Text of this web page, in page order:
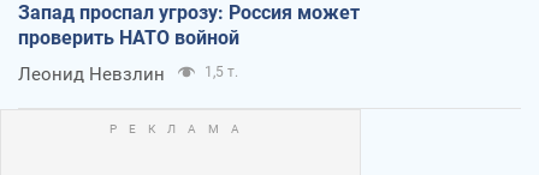
Запад проспал угрозу: Россия может
проверить НАТО войной
Леонид Невзлин 1,5 т.